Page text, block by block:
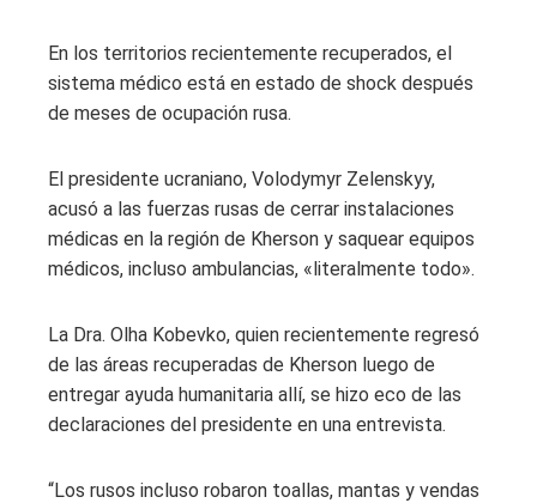
En los territorios recientemente recuperados, el
sistema médico está en estado de shock después
de meses de ocupación rusa.
El presidente ucraniano, Volodymyr Zelenskyy,
acusó a las fuerzas rusas de cerrar instalaciones
médicas en la región de Kherson y saquear equipos
médicos, incluso ambulancias, «literalmente todo».
La Dra. Olha Kobevko, quien recientemente regresó
de las áreas recuperadas de Kherson luego de
entregar ayuda humanitaria allí, se hizo eco de las
declaraciones del presidente en una entrevista.
“Los rusos incluso robaron toallas, mantas y vendas